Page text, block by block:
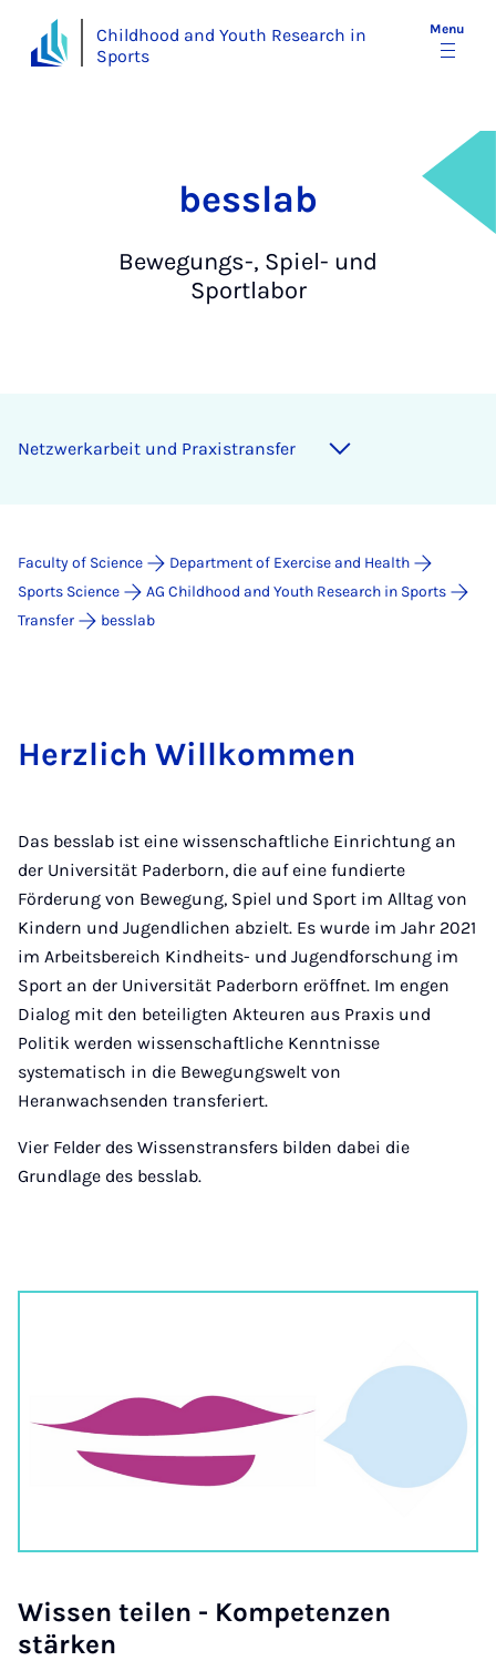
Childhood and Youth Research in
Sports
Menu
besslab
Bewegungs-, Spiel- und
Sportlabor
Net­zwerkarbeit und Prax­is­trans­fer
Faculty of Science
Department of Exercise and Health
Sports Science
AG Childhood and Youth Research in Sports
Transfer
besslab
Herzlich Willkommen
Das besslab ist eine wissenschaftliche Einrichtung an
der Universität Paderborn, die auf eine fundierte
Förderung von Bewegung, Spiel und Sport im Alltag von
Kindern und Jugendlichen abzielt. Es wurde im Jahr 2021
im Arbeitsbereich Kindheits- und Jugendforschung im
Sport an der Universität Paderborn eröffnet. Im engen
Dialog mit den beteiligten Akteuren aus Praxis und
Politik werden wissenschaftliche Kenntnisse
systematisch in die Bewegungswelt von
Heranwachsenden transferiert.
Vier Felder des Wissenstransfers bilden dabei die
Grundlage des besslab.
Wis­sen teilen - Kom­pet­en­zen
stärken